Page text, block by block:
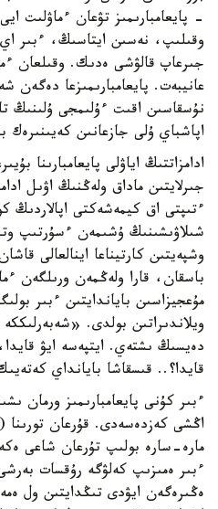
- پايعامبارىمىز تۋعان ءماۋلىت
وقىلىپ، نەسىن ايتاسىڭ، ءبىر اي
جىرعاپ قالۋشى ەدىك. وقىلعان
عانيبەت. پايعامبارىمىزعا دەگەن
نۇسقاسىن اقىت ءۇلىمجى ۇلىنىڭ
اپاشباي ۇلى جازعانىن كەيىنىرەك
ادامزاتتىڭ اياۋلى پايعامبارىنا
جىرلايتىن ماداق ولەڭنىڭ اۋىل
ءتىپتى اق كيمەشەكتى اپالاردىڭ
شىلاۋىشىنىڭ ۇشىمەن ءسۇرتىپ
وشپەيتىن كارتيناعا اينالعالى
باسقان، قارا ولەڭمەن ورىلگەن
مۇعجيزاسىن باياندايتىن ءبىر
ويلاندىراتىن بولدى.
دەيسىڭ ىشتەي. ايتپەسە ايۋ
قايدا؟.. قىسقاشا بايانداي
ءبىر كۇنى پايعامبارىمىز ورمان
اڭشى كەزدەسەدى. قۇرعان تورىنا
مارە-سارە بولىپ تۇرعان شاعى
ءبىر ەمىزىپ كەلۋگە رۇقسات
ەڭىرەگەن ايۋدى تىڭدايتىن ول